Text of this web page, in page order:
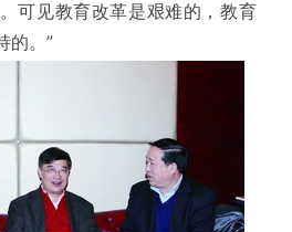
可见教育改革是艰难的，教育
的。”